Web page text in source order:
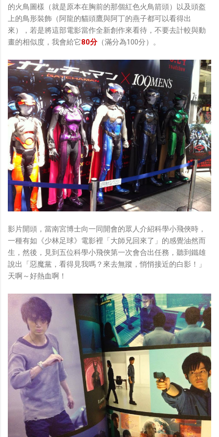
的火鳥圖樣（就是原本在胸前的那個紅色火鳥箭頭）以及頭盔
上的鳥形裝飾（阿龍的貓頭鷹與阿丁的燕子都可以看得出
來），若是將這部電影當作全新創作來看待，不要去計較與動
畫的相似度，我會給它80分（滿分為100分）。
影片開頭，當南宮博士向一同開會的眾人介紹科學小飛俠時，
一種有如《少林足球》電影裡「大師兄回來了」的感覺油然而
生，然後，見到五位科學小飛俠第一次會合出任務，聽到鐵雄
說出「惡魔黨，看得見我嗎？來去無蹤，悄悄接近的白影！」
天啊～好熱血啊！